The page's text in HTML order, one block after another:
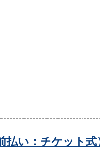
払い：チケット式